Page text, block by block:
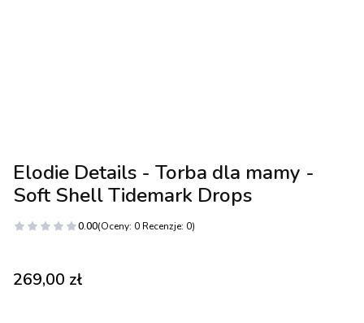
Elodie Details - Torba dla mamy -
Soft Shell Tidemark Drops
0.00(Oceny: 0 Recenzje: 0)
Cena
269,00 zł